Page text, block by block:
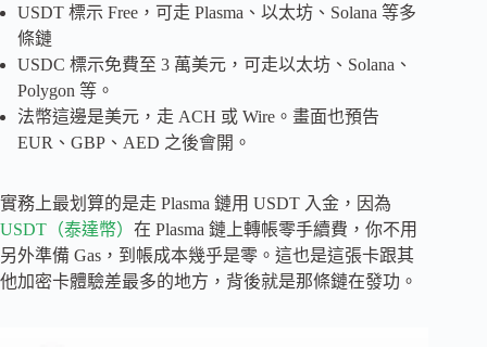
USDT 標示 Free，可走 Plasma、以太坊、Solana 等多
條鏈
USDC 標示免費至 3 萬美元，可走以太坊、Solana、
Polygon 等。
法幣這邊是美元，走 ACH 或 Wire。畫面也預告
EUR、GBP、AED 之後會開。
實務上最划算的是走 Plasma 鏈用 USDT 入金，因為
USDT（泰達幣） 在 Plasma 鏈上轉帳零手續費，你不用
另外準備 Gas，到帳成本幾乎是零。這也是這張卡跟其
他加密卡體驗差最多的地方，背後就是那條鏈在發功。